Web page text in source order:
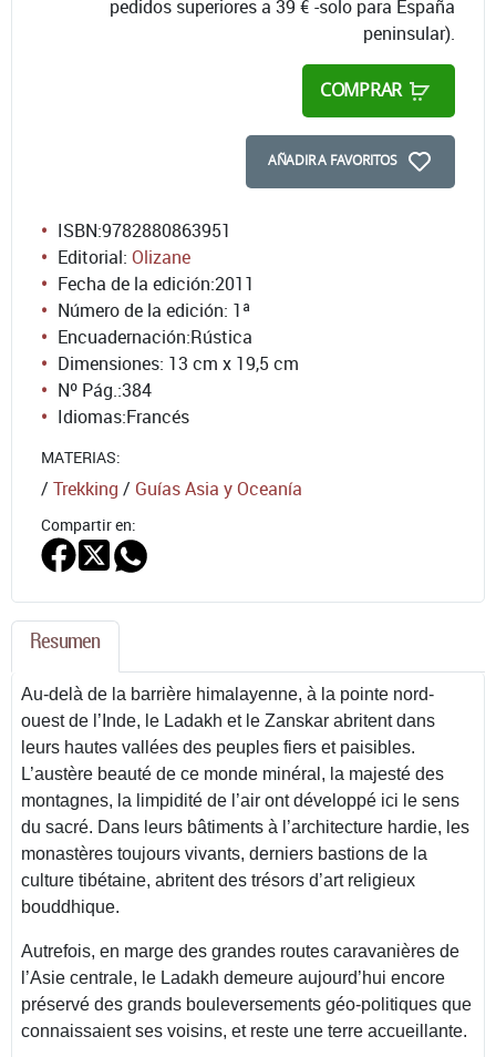
pedidos superiores a 39 € -solo para España
peninsular).
COMPRAR
AÑADIR A FAVORITOS
ISBN:9782880863951
Editorial: Olizane
Fecha de la edición:2011
Número de la edición: 1ª
Encuadernación:Rústica
Dimensiones: 13 cm x 19,5 cm
Nº Pág.:384
Idiomas:Francés
MATERIAS:
/ Trekking / Guías Asia y Oceanía
Compartir en:
Resumen
Au-delà de la barrière himalayenne, à la pointe nord-
ouest de l’Inde, le Ladakh et le Zanskar abritent dans
leurs hautes vallées des peuples fiers et paisibles.
L’austère beauté de ce monde minéral, la majesté des
montagnes, la limpidité de l’air ont développé ici le sens
du sacré. Dans leurs bâtiments à l’architecture hardie, les
monastères toujours vivants, derniers bastions de la
culture tibétaine, abritent des trésors d’art religieux
bouddhique.
Autrefois, en marge des grandes routes caravanières de
l’Asie centrale, le Ladakh demeure aujourd’hui encore
préservé des grands bouleversements géo-politiques que
connaissaient ses voisins, et reste une terre accueillante.